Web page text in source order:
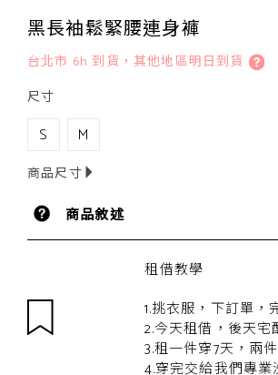
黑長袖鬆緊腰連身褲
台北市 6h 到貨，其他地區明日到貨
尺寸
S M
商品尺寸
商品敘述
租借教學
1.挑衣服，下訂單，
2.今天租借，後天宅
3.租一件穿7天，兩
4.穿完交給我們專業